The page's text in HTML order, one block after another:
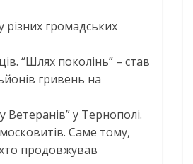
громадських
“Шлях поколінь” – став
гривень на
у Тернополі.
Саме тому,
хто продовжував